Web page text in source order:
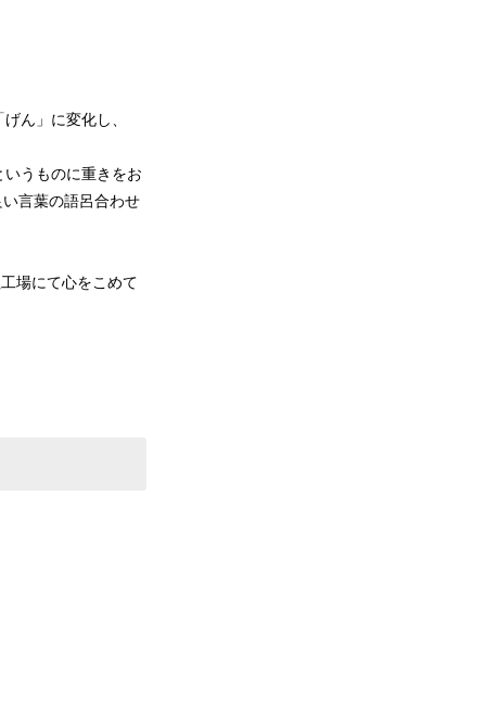
ん」に変化し、
うものに重きをお
言葉の語呂合わせ
場にて心をこめて